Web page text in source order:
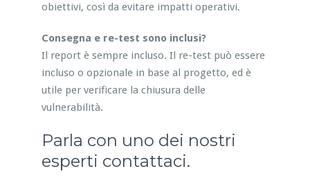
obiettivi, così da evitare impatti operativi.
Consegna e re-test sono inclusi?
Il report è sempre incluso. Il re-test può essere
incluso o opzionale in base al progetto, ed è
utile per verificare la chiusura delle
vulnerabilità.
Parla con uno dei nostri
esperti contattaci.